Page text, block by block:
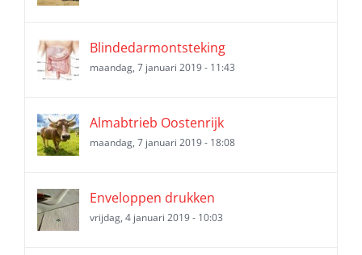
Blindedarmontsteking
maandag, 7 januari 2019 - 11:43
Almabtrieb Oostenrijk
maandag, 7 januari 2019 - 18:08
Enveloppen drukken
vrijdag, 4 januari 2019 - 10:03